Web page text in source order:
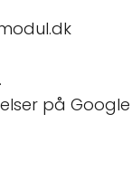
på Google